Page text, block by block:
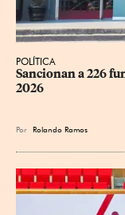
POLÍTICA
Sancionan a 226
2026
Por Rolando Ramos